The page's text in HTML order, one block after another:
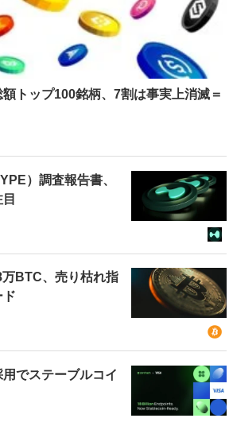
トップ100銘柄、7割は事実上消滅＝
）調査報告書、
BTC、売り枯れ指
ド
でステーブルコイ